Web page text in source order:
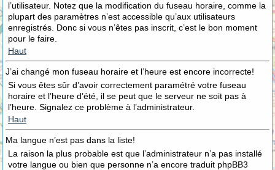
l’utilisateur. Notez que la modification du fuseau horaire, comme la
plupart des paramètres n’est accessible qu’aux utilisateurs
enregistrés. Donc si vous n’êtes pas inscrit, c’est le bon moment
pour le faire.
Haut
J’ai changé mon fuseau horaire et l’heure est encore incorrecte!
Si vous êtes sûr d’avoir correctement paramétré votre fuseau
horaire et l’heure d’été, il se peut que le serveur ne soit pas à
l’heure. Signalez ce problème à l’administrateur.
Haut
Ma langue n’est pas dans la liste!
La raison la plus probable est que l’administrateur n’a pas installé
votre langue ou bien que personne n’a encore traduit phpBB3